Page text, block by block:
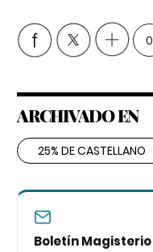
0
ARCHIVADO EN
25% DE CASTELLANO
Boletín Magisterio